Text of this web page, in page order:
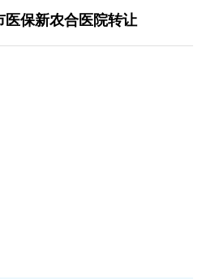
医保新农合医院转让